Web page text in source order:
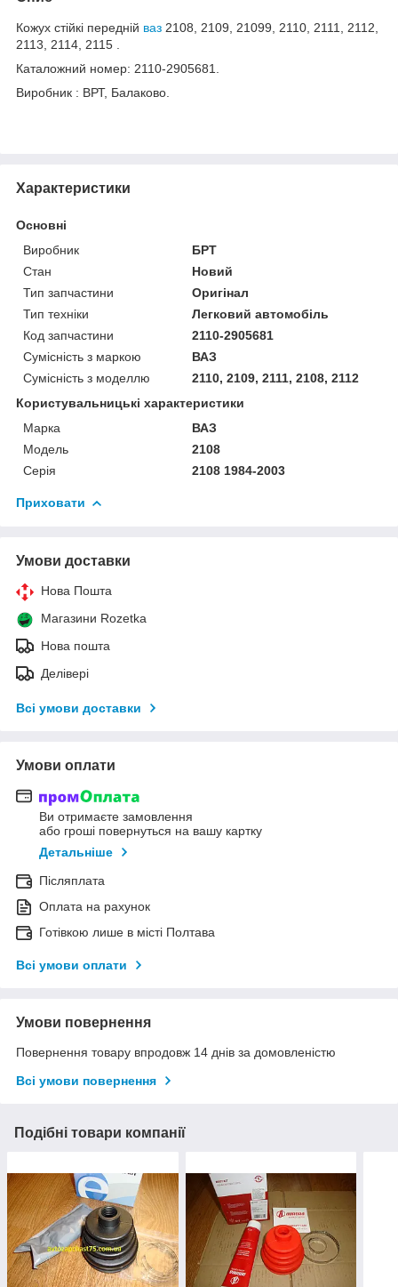
Кожух стійкі передній ваз 2108, 2109, 21099, 2110, 2111, 2112,
2113, 2114, 2115 .
Каталожний номер: 2110-2905681.
Виробник : BРТ, Балаково.
Характеристики
Основні
Виробник
БРТ
Стан
Новий
Тип запчастини
Оригінал
Тип техніки
Легковий автомобіль
Код запчастини
2110-2905681
Сумісність з маркою
ВАЗ
Сумісність з моделлю
2110, 2109, 2111, 2108, 2112
Користувальницькі характеристики
Марка
ВАЗ
Модель
2108
Серія
2108 1984-2003
Приховати
Умови доставки
Нова Пошта
Магазини Rozetka
Нова пошта
Делівері
Всі умови доставки
Умови оплати
Ви отримаєте замовлення
або гроші повернуться на вашу картку
Детальніше
Післяплата
Оплата на рахунок
Готівкою лише в місті Полтава
Всі умови оплати
Умови повернення
Повернення товару впродовж 14 днів за домовленістю
Всі умови повернення
Подібні товари компанії